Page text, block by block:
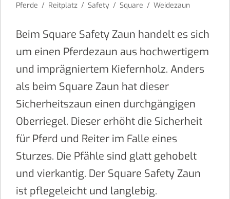
Pferde / Reitplatz / Safety / Square / Weidezaun
Beim Square Safety Zaun handelt es sich
um einen Pferdezaun aus hochwertigem
und imprägniertem Kiefernholz. Anders
als beim Square Zaun hat dieser
Sicherheitszaun einen durchgängigen
Oberriegel. Dieser erhöht die Sicherheit
für Pferd und Reiter im Falle eines
Sturzes. Die Pfähle sind glatt gehobelt
und vierkantig. Der Square Safety Zaun
ist pflegeleicht und langlebig.